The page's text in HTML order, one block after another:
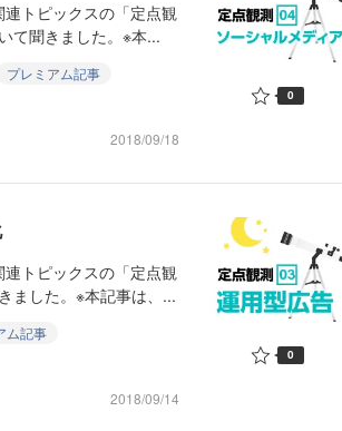
トピックスの「定点観
て聞きました。※本...
プレミアム記事
2018/09/18
0
トピックスの「定点観
ました。※本記事は、...
ム記事
2018/09/14
0